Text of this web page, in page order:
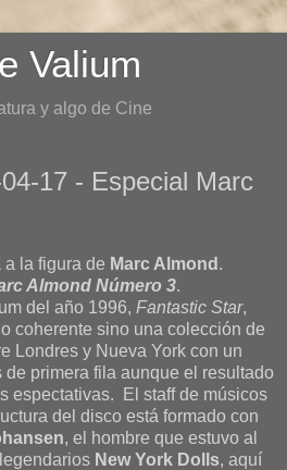
Valium
y algo de Cine
17 - Especial Marc
la figura de Marc Almond .
Almond Número 3.
del año 1996, Fantastic Star,
coherente sino una colección de
Londres y Nueva York con un
primera fila aunque el resultado
espectativas. El staff de músicos
del disco está formado con
, el hombre que estuvo al
New York Dolls, aquí